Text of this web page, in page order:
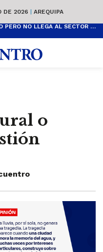
DE 2026 | AREQUIPA
PERÚ PRODUCE MÁS CONOCIMIENTO PERO NO LLEGA AL SECTOR PRODUCTIVO
o